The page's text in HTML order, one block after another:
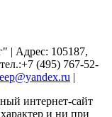
| Адрес: 105187,
(495) 767-52-
|
интернет-сайт
и ни при